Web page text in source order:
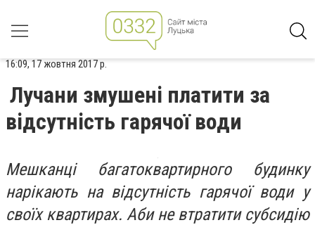
16:09, 17 жовтня 2017 р.
Лучани змушені платити за
відсутність гарячої води
Мешканці багатоквартирного будинку
нарікають на відсутність гарячої води у
своїх квартирах. Аби не втратити субсидію